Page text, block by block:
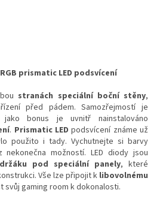
prismatic LED podsvícení
stranách speciální boční stěny,
před pádem. Samozřejmostí je
bonus je uvnitř nainstalováno
. Prismatic LED podsvícení známe už
použito i tady. Vychutnejte si barvy
možností. LED diody jsou
pod speciální panely, které
Vše lze připojit k libovolnému
svůj gaming room k dokonalosti.